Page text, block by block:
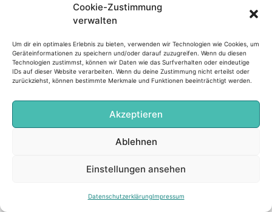
Cookie-Zustimmung
verwalten
Um dir ein optimales Erlebnis zu bieten, verwenden wir Technologien wie Cookies, um
Geräteinformationen zu speichern und/oder darauf zuzugreifen. Wenn du diesen
Technologien zustimmst, können wir Daten wie das Surfverhalten oder eindeutige
IDs auf dieser Website verarbeiten. Wenn du deine Zustimmung nicht erteilst oder
zurückziehst, können bestimmte Merkmale und Funktionen beeinträchtigt werden.
Akzeptieren
Ablehnen
Einstellungen ansehen
DatenschutzerklärungImpressum